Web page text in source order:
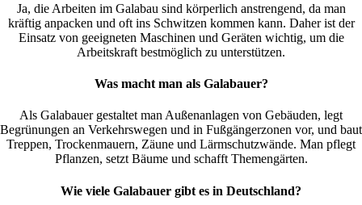
Ja, die Arbeiten im Galabau sind körperlich anstrengend, da man
kräftig anpacken und oft ins Schwitzen kommen kann. Daher ist der
Einsatz von geeigneten Maschinen und Geräten wichtig, um die
Arbeitskraft bestmöglich zu unterstützen.
Was macht man als Galabauer?
Als Galabauer gestaltet man Außenanlagen von Gebäuden, legt
Begrünungen an Verkehrswegen und in Fußgängerzonen vor, und baut
Treppen, Trockenmauern, Zäune und Lärmschutzwände. Man pflegt
Pflanzen, setzt Bäume und schafft Themengärten.
Wie viele Galabauer gibt es in Deutschland?